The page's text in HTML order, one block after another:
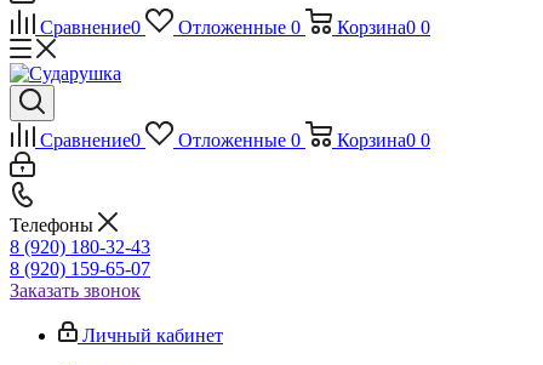
Сравнение0 Отложенные 0 Корзина0 0
Сравнение0 Отложенные 0 Корзина0 0
Телефоны
8 (920) 180-32-43
8 (920) 159-65-07
Заказать звонок
Личный кабинет